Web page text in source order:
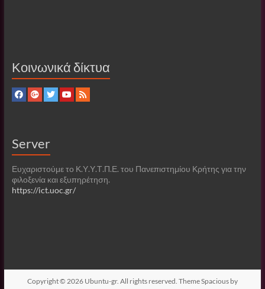
Κοινωνικά δίκτυα
Server
Ευχαριστούμε το Κ.Υ.Υ.Τ.Π.Ε. του Πανεπιστημίου Κρήτης για την
φιλοξενία και εξυπηρέτηση.
https://ict.uoc.gr/
Copyright © 2026 Ubuntu-gr. All rights reserved. ThemeSpaciousby